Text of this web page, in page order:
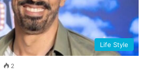
Life Style
2